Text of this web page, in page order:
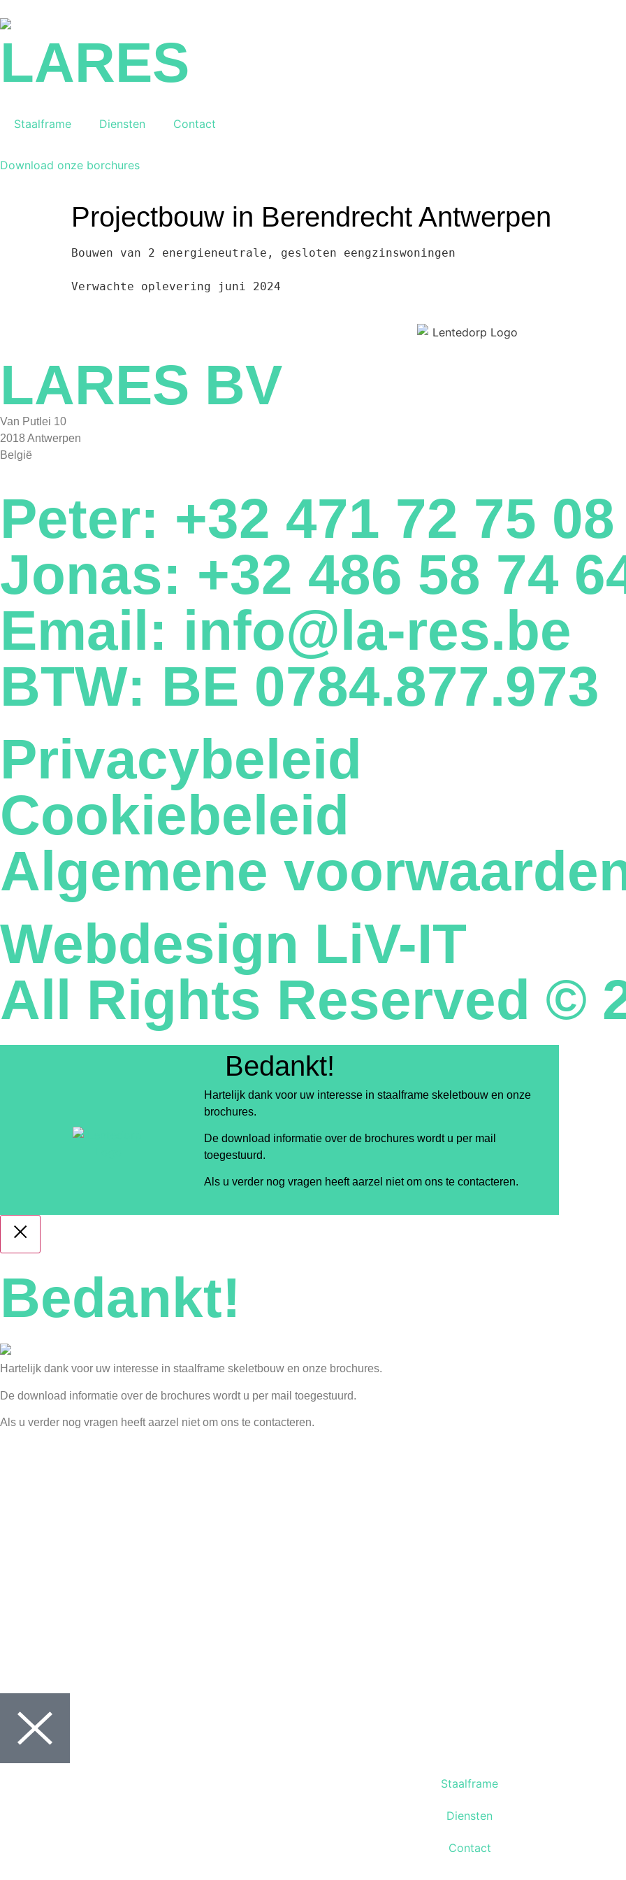
LARES
Staalframe Diensten Contact
Download onze borchures
Projectbouw in Berendrecht Antwerpen
Bouwen van 2 energieneutrale, gesloten eengzinswoningen
Verwachte oplevering juni 2024
LARES BV
Van Putlei 10
2018 Antwerpen
België
Peter: +32 471 72 75 08
Jonas: +32 486 58 74
Email: info@la-res.be
BTW: BE 0784.877.973
Privacybeleid
Cookiebeleid
Algemene
Webdesign LiV-IT
All Rights Reserved ©
Bedankt!
Hartelijk dank voor uw interesse in staalframe skeletbouw en onze
brochures.
De download informatie over de brochures wordt u per mail
toegestuurd.
Als u verder nog vragen heeft aarzel niet om ons te contacteren.
Bedankt!
Hartelijk dank voor uw interesse in staalframe skeletbouw en onze brochures.
De download informatie over de brochures wordt u per mail toegestuurd.
Als u verder nog vragen heeft aarzel niet om ons te contacteren.
Staalframe
Diensten
Contact